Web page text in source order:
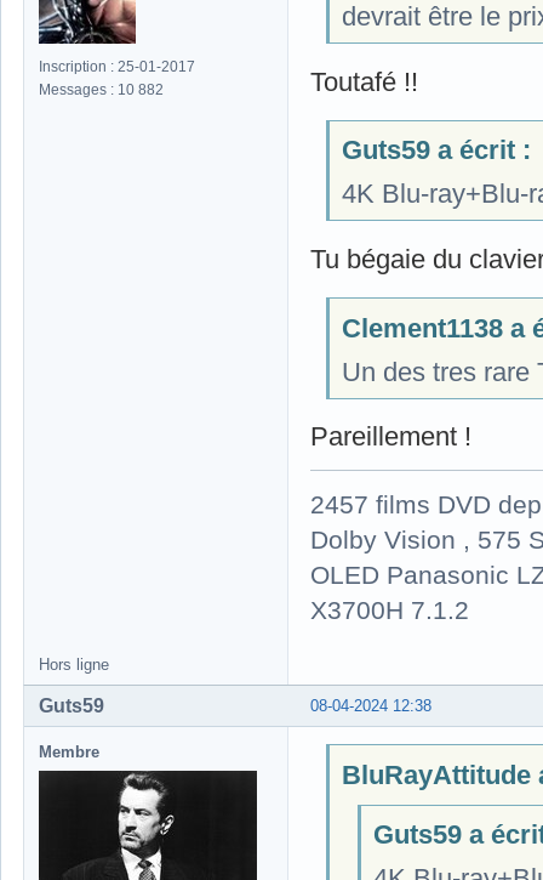
Inscription : 25-01-2017
Messages : 10 882
devrait être le
Toutafé !!
Guts59 a écrit :
4K Blu-ray+Blu-
Tu bégaie du
Clement1138 a
Un des tres rare
Pareillement !
2457 films DVD
Dolby Vision , 575
OLED Panasonic
X3700H 7.1.2
Hors ligne
08-04-2024 12:38
Guts59
Membre
BluRayAttitude
Guts59 a